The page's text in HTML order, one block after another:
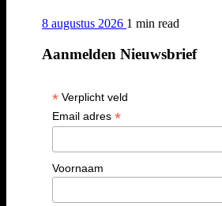
8 augustus 2026 1 min read
Aanmelden Nieuwsbrief
*Verplicht veld
Email adres *
Voornaam